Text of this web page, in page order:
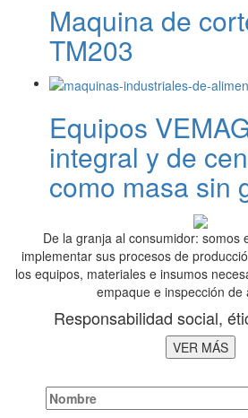
Maquina de
TM203
Equipos
integral y de
como masa sin
De la granja al consumidor: somos
implementar sus procesos de
los equipos, materiales e insumos
empaque e inspección de
Responsabilidad social,
VER MÁS